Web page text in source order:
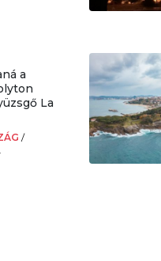
a
La
/